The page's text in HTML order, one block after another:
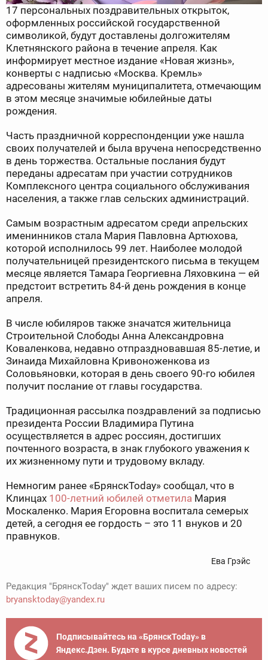
17 персональных поздравительных открыток,
оформленных российской государственной
символикой, будут доставлены долгожителям
Клетнянского района в течение апреля. Как
информирует местное издание «Новая жизнь»,
конверты с надписью «Москва. Кремль»
адресованы жителям муниципалитета, отмечающим
в этом месяце значимые юбилейные даты
рождения.
Часть праздничной корреспонденции уже нашла
своих получателей и была вручена непосредственно
в день торжества. Остальные послания будут
переданы адресатам при участии сотрудников
Комплексного центра социального обслуживания
населения, а также глав сельских администраций.
Самым возрастным адресатом среди апрельских
именинников стала Мария Павловна Артюхова,
которой исполнилось 99 лет. Наиболее молодой
получательницей президентского письма в текущем
месяце является Тамара Георгиевна Ляховкина — ей
предстоит встретить 84-й день рождения в конце
апреля.
В числе юбиляров также значатся жительница
Строительной Слободы Анна Александровна
Коваленкова, недавно отпраздновавшая 85-летие, и
Зинаида Михайловна Кривоноженкова из
Соловьяновки, которая в день своего 90-го юбилея
получит послание от главы государства.
Традиционная рассылка поздравлений за подписью
президента России Владимира Путина
осуществляется в адрес россиян, достигших
почтенного возраста, в знак глубокого уважения к
их жизненному пути и трудовому вкладу.
Немногим ранее «БрянскToday» сообщал, что в
Клинцах 100-летний юбилей отметила Мария
Москаленко. Мария Егоровна воспитала семерых
детей, а сегодня ее гордость – это 11 внуков и 20
правнуков.
Ева Грэйс
Редакция "БрянскToday" ждет ваших писем по адресу:
bryansktoday@yandex.ru
Подписывайтесь на «БрянскToday» в
Яндекс.Дзен. Будьте в курсе дневных новостей